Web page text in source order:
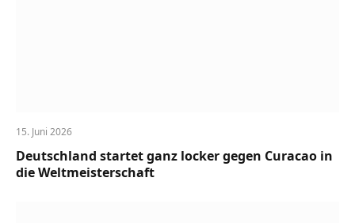
15. Juni 2026
Deutschland startet ganz locker gegen Curacao in
die Weltmeisterschaft